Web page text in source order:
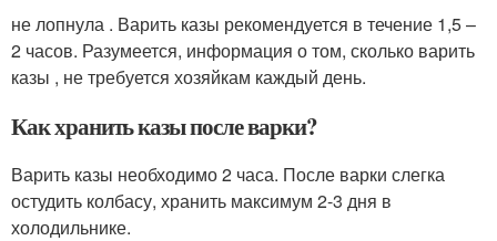
не лопнула . Варить казы рекомендуется в течение 1,5 –
2 часов. Разумеется, информация о том, сколько варить
казы , не требуется хозяйкам каждый день.
Как хранить казы после варки?
Варить казы необходимо 2 часа. После варки слегка
остудить колбасу, хранить максимум 2-3 дня в
холодильнике.